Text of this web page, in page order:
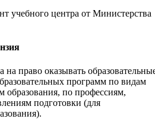
учебного центра от Министерства
на право оказывать
программ по видам
образования, по профессиям,
подготовки (для